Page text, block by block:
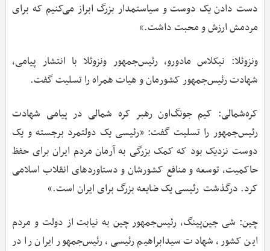
دست دادن یک دوست و سیاستمدار بزرگ ابراز می‌کنیم که برای
مردمش ارزش و محبت داشت.»
ونزوئلا: نیکلاس مادورو، رئیس‌جمهور ونزوئلا با انتشار پیامی،
شهادت رئیس‌جمهور کشورمان و هیات همراه را تسلیت گفت.
کره‌شمالی: کیم جونگ‌اون رهبر کره شمالی در پیامی شهادت
رئیس‌جمهور را تسلیت گفت: «رئیسی یک دولتمرد برجسته و یک
دوست نزدیک بود که کمک بزرگی به آرمان مردم ایران برای حفظ
حاکمیت، توسعه و منافع کشورشان و دستاوردهای انقلاب اسلامی
کرد. درگذشت رئیسی یک ضایعه بزرگ برای ایران است.»
چین: شی جین‌پینگ، رئیس‌جمهور چین به نیابت از دولت و مردم
این کشور، شهادت سیدابراهیم رئیسی، رئیس‌جمهور ایران را در